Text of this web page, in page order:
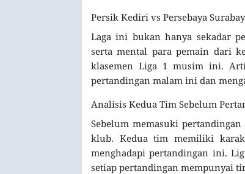
Persik Kediri vs Persebaya
Laga ini bukan hanya sekadar
serta mental para pemain dari
klasemen Liga 1 musim ini.
pertandingan malam ini dan
Analisis Kedua Tim Sebelum
Sebelum memasuki
klub. Kedua tim memiliki
menghadapi pertandingan ini.
setiap pertandingan mempunyai